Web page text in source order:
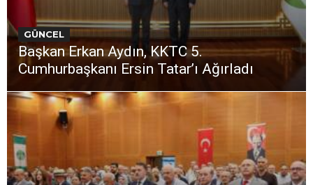
GÜNCEL
Başkan Erkan Aydın, KKTC 5.
Cumhurbaşkanı Ersin Tatar’ı Ağırladı